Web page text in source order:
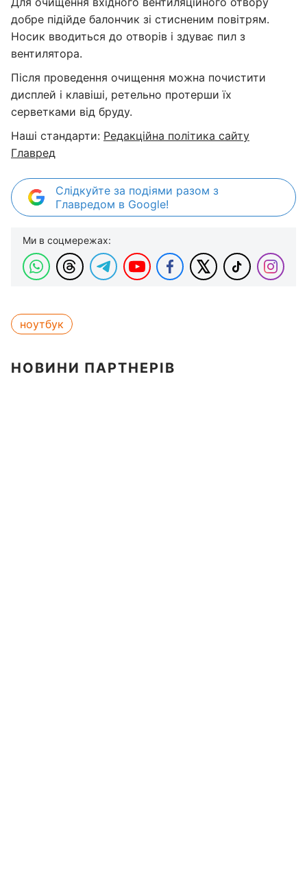
добре підійде балончик зі стисненим повітрям.
Носик вводиться до отворів і здуває пил з
вентилятора.
Після проведення очищення можна почистити
дисплей і клавіші, ретельно протерши їх
серветками від бруду.
Наші стандарти: Редакційна політика сайту
Главред
Слідкуйте за подіями разом з
Главредом в Google!
Ми в соцмережах:
ноутбук
НОВИНИ ПАРТНЕРІВ